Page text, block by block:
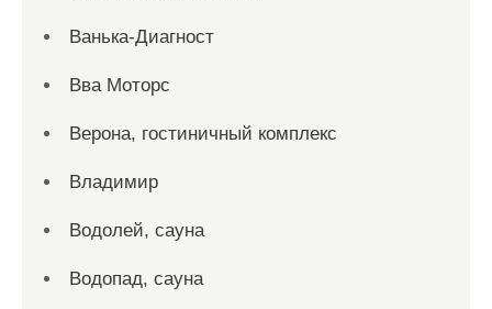
Ванька-Диагност
Вва Моторс
Верона, гостиничный комплекс
Владимир
Водолей, сауна
Водопад, сауна